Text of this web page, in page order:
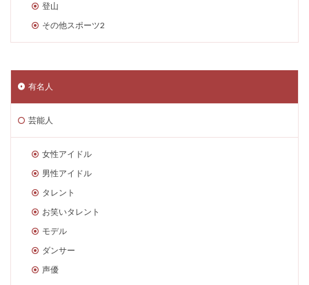
登山
その他スポーツ2
有名人
芸能人
女性アイドル
男性アイドル
タレント
お笑いタレント
モデル
ダンサー
声優